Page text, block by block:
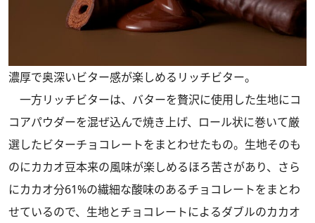
濃厚で奥深いビター感が楽しめるリッチビター。
一方リッチビターは、バターを贅沢に使用した生地にコ
コアパウダーを混ぜ込んで焼き上げ、ロール状に巻いて厳
選したビターチョコレートをまとわせたもの。生地そのも
のにカカオ豆本来の風味が楽しめるほろ苦さがあり、さら
にカカオ分61%の繊細な酸味のあるチョコレートをまとわ
せているので、生地とチョコレートによるダブルのカカオ